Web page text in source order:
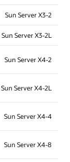
Sun Server X3-2
Sun Server X3-2L
Sun Server X4-2
Sun Server X4-2L
Sun Server X4-4
Sun Server X4-8